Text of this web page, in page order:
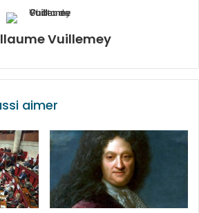
Vuillemey
aimer